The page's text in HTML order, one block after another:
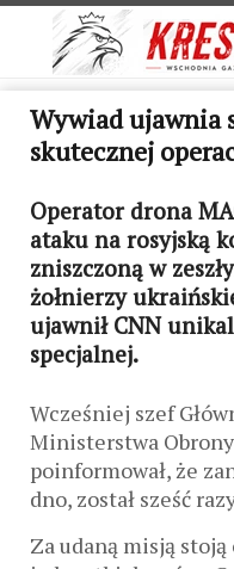
Wywiad ujawnia
skutecznej
Operator drona
ataku na rosyjską
zniszczoną w
żołnierzy
ujawnił CNN
specjalnej.
Wcześniej szef
Ministerstwa
poinformował, że
dno, został sześć
Za udaną misją